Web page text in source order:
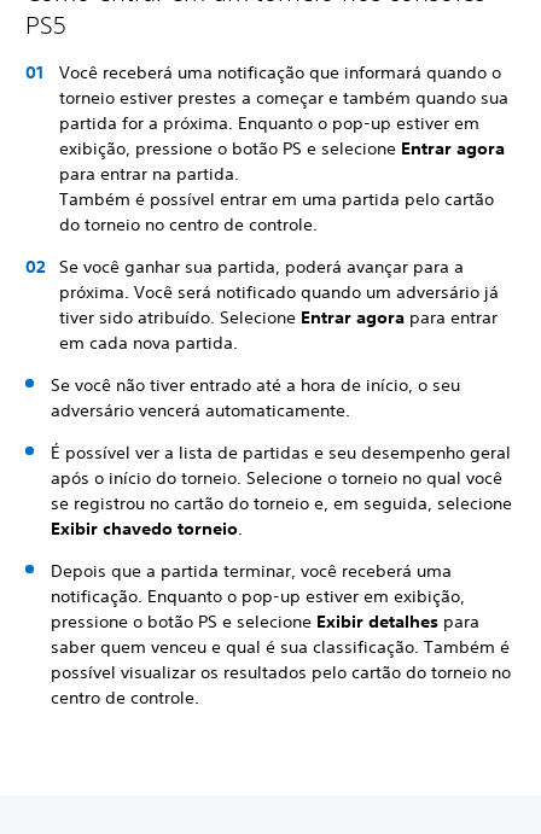
PS5
Você receberá uma notificação que informará quando o
torneio estiver prestes a começar e também quando sua
partida for a próxima. Enquanto o pop-up estiver em
exibição, pressione o botão PS e selecione Entrar agora
para entrar na partida.
Também é possível entrar em uma partida pelo cartão
do torneio no centro de controle.
Se você ganhar sua partida, poderá avançar para a
próxima. Você será notificado quando um adversário já
tiver sido atribuído. Selecione Entrar agora para entrar
em cada nova partida.
Se você não tiver entrado até a hora de início, o seu
adversário vencerá automaticamente.
É possível ver a lista de partidas e seu desempenho geral
após o início do torneio. Selecione o torneio no qual você
se registrou no cartão do torneio e, em seguida, selecione
Exibir chavedo torneio.
Depois que a partida terminar, você receberá uma
notificação. Enquanto o pop-up estiver em exibição,
pressione o botão PS e selecione Exibir detalhes para
saber quem venceu e qual é sua classificação. Também é
possível visualizar os resultados pelo cartão do torneio no
centro de controle.